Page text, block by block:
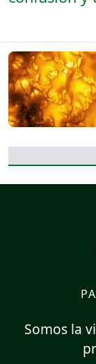
Somos la